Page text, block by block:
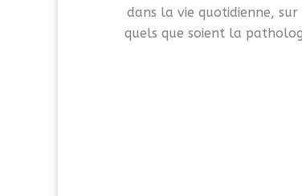
dans la vie quotidienne,sur
quels que soient la